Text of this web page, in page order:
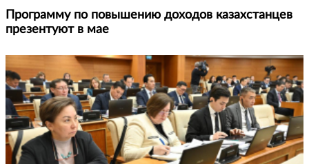
Программу по повышению доходов казахстанцев
презентуют в мае